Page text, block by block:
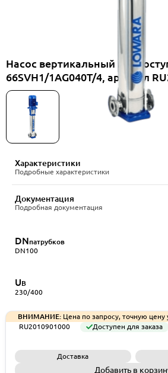
Насос вертикальный
66SVH1/1AG040T/4, артикул
Характеристики
Подробные характеристики
Документация
Подробная документация
DNпатрубков
DN100
UВ
230/400
ВНИМАНИЕ: Цена по запросу, точную
RU2010901000
Доступен для заказа
Доставка
Добавить в